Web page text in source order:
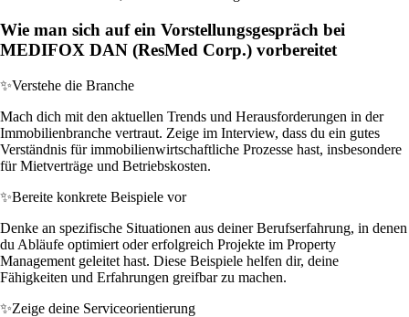
Wie man sich auf ein Vorstellungsgespräch bei
MEDIFOX DAN (ResMed Corp.) vorbereitet
✨Verstehe die Branche
Mach dich mit den aktuellen Trends und Herausforderungen in der
Immobilienbranche vertraut. Zeige im Interview, dass du ein gutes
Verständnis für immobilienwirtschaftliche Prozesse hast, insbesondere
für Mietverträge und Betriebskosten.
✨Bereite konkrete Beispiele vor
Denke an spezifische Situationen aus deiner Berufserfahrung, in denen
du Abläufe optimiert oder erfolgreich Projekte im Property
Management geleitet hast. Diese Beispiele helfen dir, deine
Fähigkeiten und Erfahrungen greifbar zu machen.
✨Zeige deine Serviceorientierung